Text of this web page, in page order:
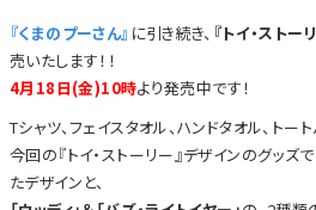
『くまのプーさん』 に引き続き、 『トイ・ストー
売いたします！！
4月18日(金)10時より発売中です！
Tシャツ、フェイスタオル、ハンドタオル、トー
今回の『トイ・ストーリー』デザインのグッズで
たデザインと、